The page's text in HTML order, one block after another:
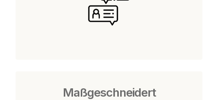
Maßgeschneidert